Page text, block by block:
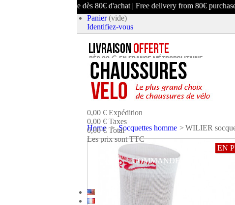
Livraison offerte dès 80€ d'achat | Free delivery from 80€ purchase
Panier (vide)
Identifiez-vous
article (vide)
Aucun produit
0,00 € Expédition
0,00 € Taxes
0,00 € Total
Les prix sont TTC
PANIER COMMANDER ET PAYER
Home > Socquettes homme > WILIER
EN